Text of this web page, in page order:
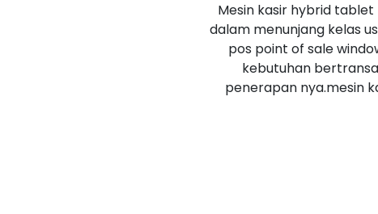
Mesin kasir hybrid
dalam menunjang kelas
pos point of sale
kebutuhan
penerapan nya.mesin